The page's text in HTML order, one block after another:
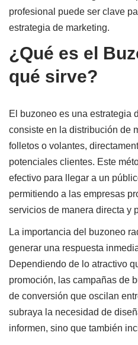
profesional puede ser clave
estrategia de marketing.
¿Qué es el
qué sirve?
El buzoneo es una estrategia
consiste en la distribución de
folletos o volantes,
potenciales clientes. Este
efectivo para llegar a un
permitiendo a las empresas
servicios de manera directa y
La importancia del buzoneo
generar una respuesta
Dependiendo de lo atractivo
promoción, las campañas de
de conversión que oscilan
subraya la necesidad de
informen, sino que también